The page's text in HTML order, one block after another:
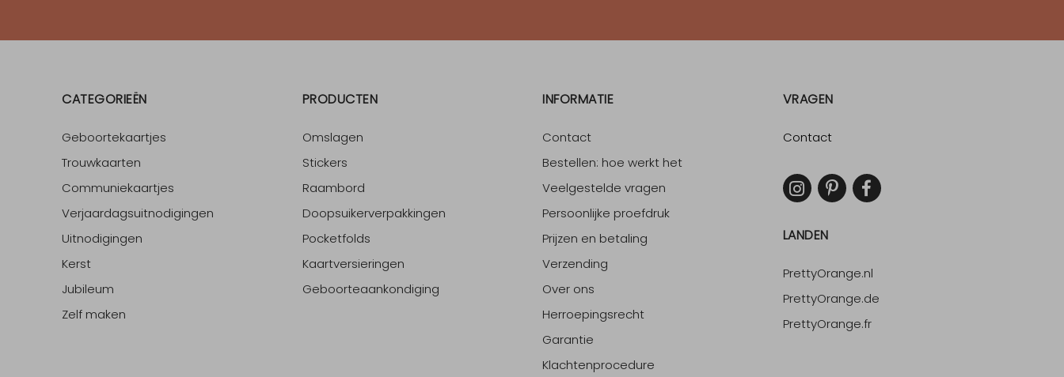
CATEGORIEËN
Geboortekaartjes
Trouwkaarten
Communiekaartjes
Verjaardagsuitnodigingen
Uitnodigingen
Kerst
Jubileum
Zelf maken
PRODUCTEN
Omslagen
Stickers
Raambord
Doopsuikerverpakkingen
Pocketfolds
Kaartversieringen
Geboorteaankondiging
INFORMATIE
Contact
Bestellen: hoe werkt het
Veelgestelde vragen
Persoonlijke proefdruk
Prijzen en betaling
Verzending
Over ons
Herroepingsrecht
Garantie
Klachtenprocedure
VRAGEN
Contact
LANDEN
PrettyOrange.nl
PrettyOrange.de
PrettyOrange.fr